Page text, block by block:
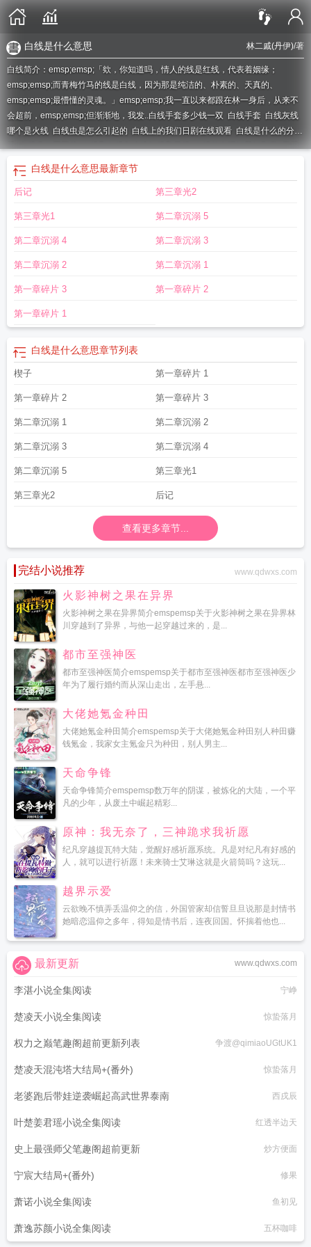
林二戚(丹伊)/著
白线是什么意思
白线简介：emsp;emsp;「欸，你知道吗，情人的线是红线，代表着姻缘；
emsp;emsp;而青梅竹马的线是白线，因为那是纯洁的、朴素的、天真的、
emsp;emsp;最懵懂的灵魂。」emsp;emsp;我一直以来都跟在林一身后，从来不
会超前，emsp;emsp;但渐渐地，我发..白线手套多少钱一双 白线手套 白线灰线
哪个是火线 白线虫是怎么引起的 白线上的我们日剧在线观看 白线是什么的分界
线白线疝位置图片白线和灰线怎么接红线和蓝线白线的名词解释解剖学黄线
白线在上黄线在下代表什么
黑线哪条是火线
线白线虫 白线停车位和黄线停车位的区别白线和灰线哪个是正极
么治疗最好
白线和绿线哪个是火线白线黄线代表什么意思
剧在线观看白线两侧很多短白线 白线虫用什么药能杀死
吗?白线和灰线分别是什么线 白线是什么线白线可以压线变道吗
是火线白线和黑线哪个是火线 白线疝是什么病白线疝严重吗
白线是什么意思最新章节
后记 第三章光2
第三章光1 第二章沉溺 5
第二章沉溺 4 第二章沉溺 3
第二章沉溺 2 第二章沉溺 1
第一章碎片 3 第一章碎片 2
第一章碎片 1
白线是什么意思章节列表
楔子 第一章碎片 1
第一章碎片 2 第一章碎片 3
第二章沉溺 1 第二章沉溺 2
第二章沉溺 3 第二章沉溺 4
第二章沉溺 5 第三章光1
第三章光2 后记
查看更多章节...
完结小说推荐 www.qdwxs.com
火影神树之果在异界
火影神树之果在异界简介emspemsp关于火影神树之果在异界林
川穿越到了异界，与他一起穿越过来的，是...
都市至强神医
都市至强神医简介emspemsp关于都市至强神医都市至强神医少
年为了履行婚约而从深山走出，左手悬...
大佬她氪金种田
大佬她氪金种田简介emspemsp关于大佬她氪金种田别人种田赚
钱氪金，我家女主氪金只为种田，别人男主...
天命争锋
天命争锋简介emspemsp数万年的阴谋，被炼化的大陆，一个平
凡的少年，从废土中崛起精彩...
原神：我无奈了，三神跪求我祈愿
纪凡穿越提瓦特大陆，觉醒好感祈愿系统。凡是对纪凡有好感的
人，就可以进行祈愿！未来骑士艾琳这就是火箭筒吗？这玩...
越界示爱
云欲晚不慎弄丢温仰之的信，外国管家却信誓旦旦说那是封情书
她暗恋温仰之多年，得知是情书后，连夜回国。怀揣着他也...
www.qdwxs.com
最新更新
李湛小说全集阅读 宁峥
楚凌天小说全集阅读 惊蛰落月
权力之巅笔趣阁超前更新列表 争渡@qimiaoUGtUK1
楚凌天混沌塔大结局+(番外) 惊蛰落月
老婆跑后带娃逆袭崛起高武世界泰南 西戌辰
叶楚姜君瑶小说全集阅读 红透半边天
史上最强师父笔趣阁超前更新 炒方便面
宁宸大结局+(番外) 修果
萧诺小说全集阅读 鱼初见
萧逸苏颜小说全集阅读 五杯咖啡